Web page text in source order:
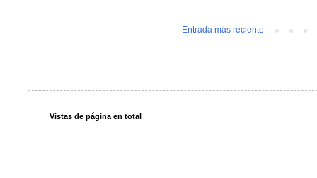
Entrada más reciente
Vistas de página en total